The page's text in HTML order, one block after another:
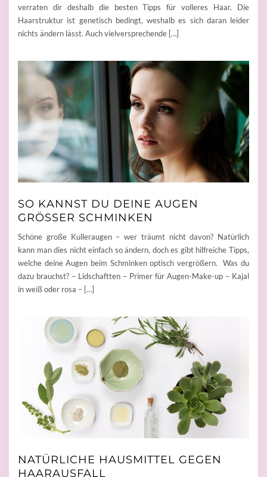
verraten dir deshalb die besten Tipps für volleres Haar. Die
Haarstruktur ist genetisch bedingt, weshalb es sich daran leider
nichts ändern lässt. Auch vielversprechende […]
SO KANNST DU DEINE AUGEN
GRÖSSER SCHMINKEN
Schöne große Kulleraugen – wer träumt nicht davon? Natürlich
kann man dies nicht einfach so ändern, doch es gibt hilfreiche Tipps,
welche deine Augen beim Schminken optisch vergrößern. Was du
dazu brauchst? – Lidschaftten – Primer für Augen-Make-up – Kajal
in weiß oder rosa – […]
NATÜRLICHE HAUSMITTEL GEGEN
HAARAUSFALL